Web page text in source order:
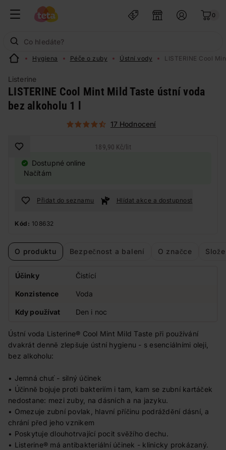
0
Hygiena Péče o zuby Ústní vody LISTERINE Cool
Listerine
LISTERINE Cool Mint Mild Taste ústní voda
bez alkoholu 1 l
17 Hodnocení
189,90 Kč/ lit
Dostupné online
Načítám
Přidat do seznamu Hlídat akce a dostupnost
Kód: 108632
O produktu Bezpečnost a balení O značce
Účinky Čistící
Konzistence Voda
Kdy používat Den i noc
Ústní voda Listerine® Cool Mint Mild Taste při používání
dvakrát denně zlepšuje ústní hygienu - s esenciálními oleji,
bez alkoholu:
• Jemná chuť - silný účinek
• Účinně bojuje proti bakteriím i tam, kam se zubní kartáček
nedostane: mezi zuby, na dásních a na jazyku.
• Omezuje zubní povlak, hlavní příčinu podráždění dásní, a
chrání před jeho vznikem
• Poskytuje dlouhotrvající pocit svěžího dechu.
• Listerine® má antibakteriální účinek - klinicky prokázaný.